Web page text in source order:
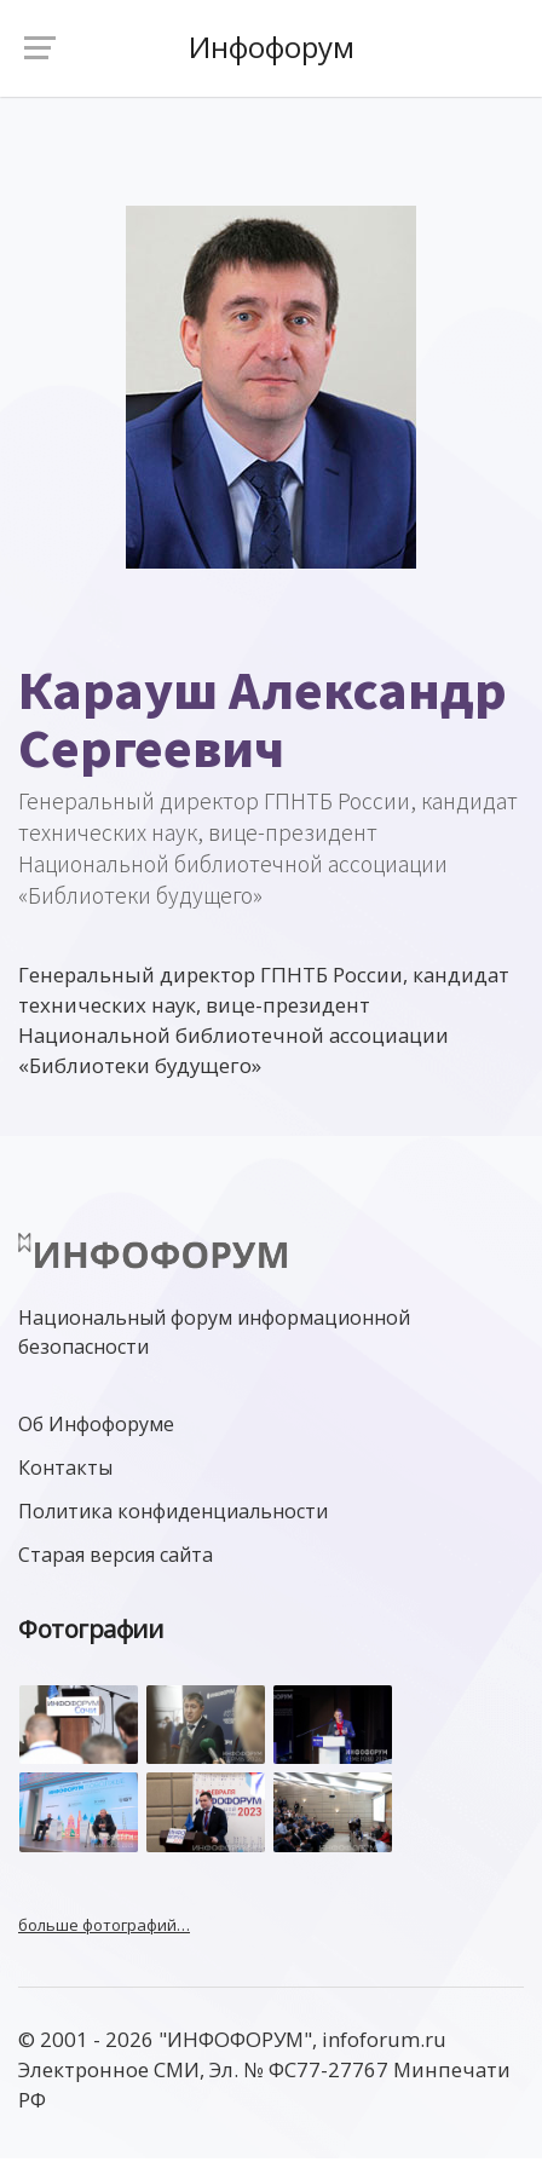
Инфофорум
Карауш Александр
Сергеевич
Генеральный директор ГПНТБ России, кандидат
технических наук, вице-президент
Национальной библиотечной ассоциации
«Библиотеки будущего»
Генеральный директор ГПНТБ России, кандидат
технических наук, вице-президент
Национальной библиотечной ассоциации
«Библиотеки будущего»
Национальный форум информационной
безопасности
Об Инфофоруме
Контакты
Политика конфиденциальности
Старая версия сайта
Фотографии
больше фотографий…
© 2001 - 2026 "ИНФОФОРУМ", infoforum.ru
Электронное СМИ, Эл. № ФС77-27767 Минпечати
РФ